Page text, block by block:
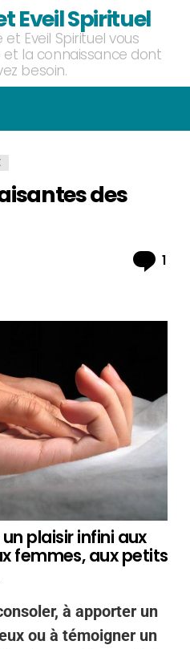
Eveil Spirituel
Eveil Spirituel vous
la connaissance dont
besoin.
des
1
plaisir infini aux
femmes, aux petits
à apporter un
ou à témoigner un